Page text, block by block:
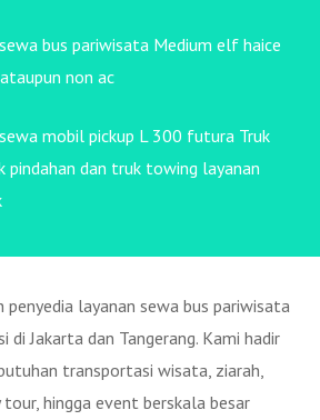
bus pariwisata Medium elf haice
non ac
mobil pickup L 300 futura Truk
pindahan dan truk towing layanan
penyedia layanan sewa bus pariwisata
di Jakarta dan Tangerang. Kami hadir
transportasi wisata, ziarah,
hingga event berskala besar